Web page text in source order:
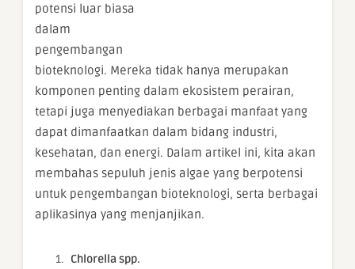
potensi luar biasa
dalam
pengembangan
bioteknologi. Mereka tidak hanya merupakan
komponen penting dalam ekosistem perairan,
tetapi juga menyediakan berbagai manfaat yang
dapat dimanfaatkan dalam bidang industri,
kesehatan, dan energi. Dalam artikel ini, kita akan
membahas sepuluh jenis algae yang berpotensi
untuk pengembangan bioteknologi, serta berbagai
aplikasinya yang menjanjikan.
Chlorella spp.